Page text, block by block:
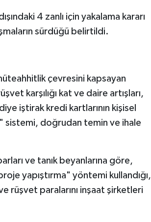
4 zanlı için yakalama kararı
sürdüğü belirtildi.
çevresini kapsayan
karşılığı kat ve daire artışları,
iştirak kredi kartlarının kişisel
sistemi, doğrudan temin ve ihale
ve tanık beyanlarına göre,
yapıştırma" yöntemi kullandığı,
rüşvet paralarını inşaat şirketleri